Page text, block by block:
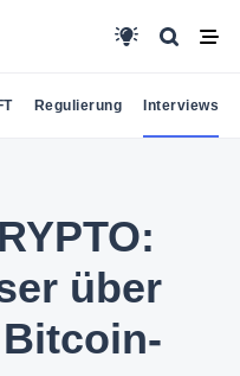
Regulierung Interviews
über